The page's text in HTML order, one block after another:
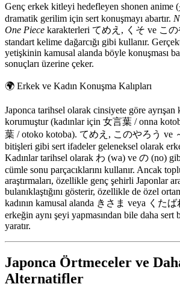
Genç erkek kitleyi hedefleyen shonen anime
dramatik gerilim için sert konuşmayı abartır.
One Piece karakterleri てめえ, くそ ve こ
standart kelime dağarcığı gibi kullanır.
yetişkinin kamusal alanda böyle konuşması
sonuçları üzerine çeker.
🌍 Erkek ve Kadın Konuşma Kalıpları
Japonca tarihsel olarak cinsiyete göre ayrışan
korumuştur (kadınlar için 女言葉 / onna
葉 / otoko kotoba). てめえ, このやろう ve
bitişleri gibi sert ifadeler geleneksel olarak
Kadınlar tarihsel olarak わ (wa) ve の (no)
cümle sonu parçacıklarını kullanır. Ancak
araştırmaları, özellikle genç şehirli Japonlar
bulanıklaştığını gösterir, özellikle de özel
kadının kamusal alanda きさま veya くたば
erkeğin aynı şeyi yapmasından bile daha
yaratır.
Japonca Örtmeceler ve
Alternatifler